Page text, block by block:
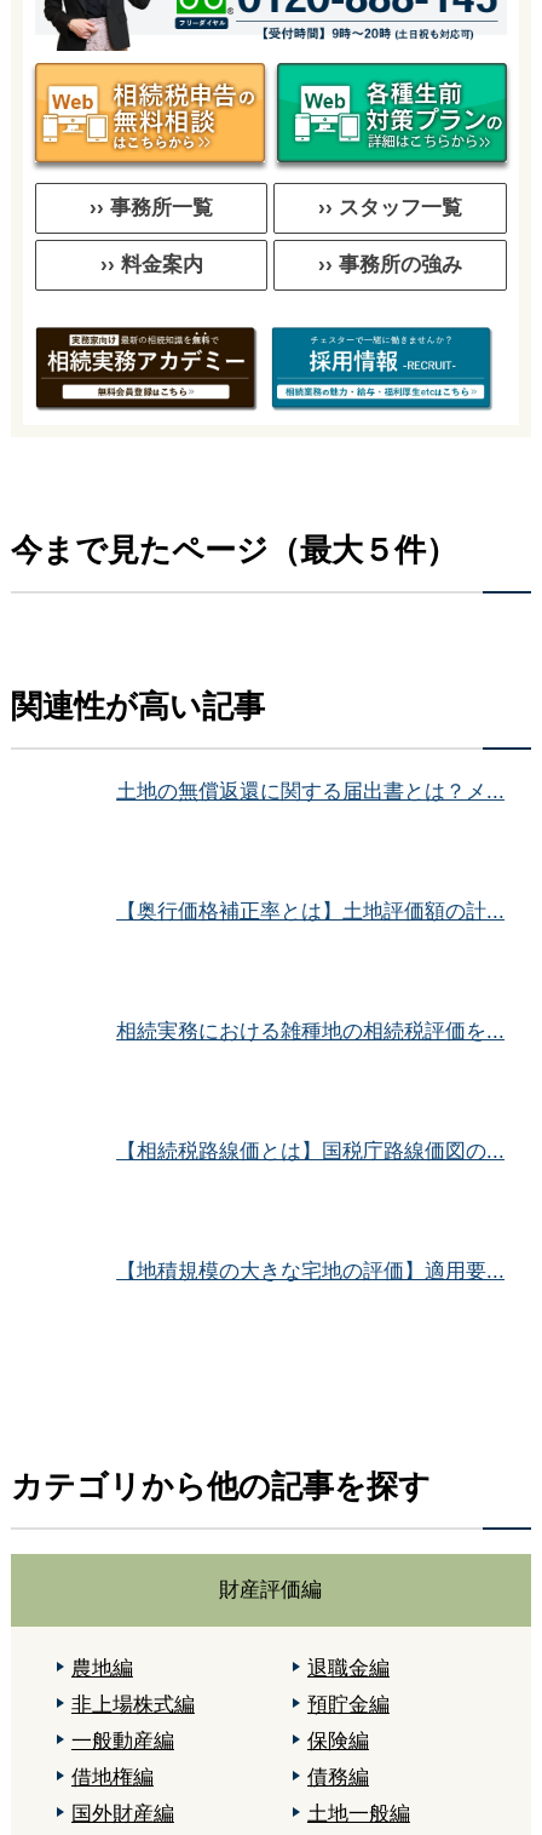
›› 事務所一覧 ›› スタッフ一覧
›› 料金案内 ›› 事務所の強み
今まで見たページ（最大５件）
関連性が高い記事
土地の無償返還に関する届出書とは？メ...
【奥行価格補正率とは】土地評価額の計...
相続実務における雑種地の相続税評価を...
【相続税路線価とは】国税庁路線価図の...
【地積規模の大きな宅地の評価】適用要...
カテゴリから他の記事を探す
財産評価編
農地編
退職金編
非上場株式編
預貯金編
一般動産編
保険編
借地権編
債務編
国外財産編
土地一般編